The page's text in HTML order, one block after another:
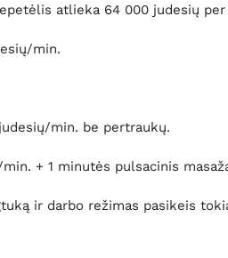
atlieka 64 000 judesių
min.
min. be pertraukų.
+ 1 minutės pulsacinis
ir darbo režimas pasikeis